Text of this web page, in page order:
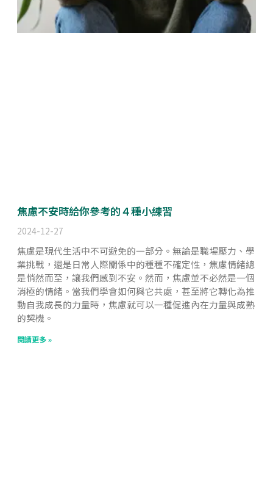
焦慮不安時給你參考的４種小練習
2024-12-27
焦慮是現代生活中不可避免的一部分。無論是職場壓力、學
業挑戰，還是日常人際關係中的種種不確定性，焦慮情緒總
是悄然而至，讓我們感到不安。然而，焦慮並不必然是一個
消極的情緒。當我們學會如何與它共處，甚至將它轉化為推
動自我成長的力量時，焦慮就可以一種促進內在力量與成熟
的契機。
閱讀更多 »